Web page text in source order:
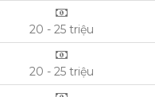
20 - 25 triệu
20 - 25 triệu